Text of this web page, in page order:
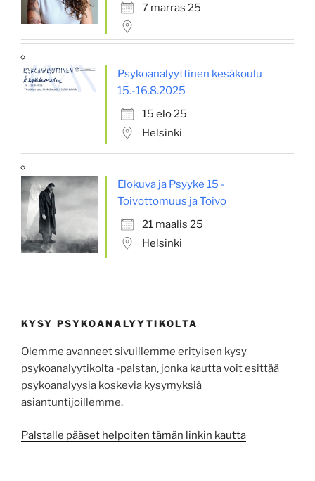
7 marras 25
Psykoanalyyttinen kesäkoulu
15.-16.8.2025
15 elo 25
Helsinki
Elokuva ja Psyyke 15 -
Toivottomuus ja Toivo
21 maalis 25
Helsinki
KYSY PSYKOANALYYTIKOLTA
Olemme avanneet sivuillemme erityisen kysy
psykoanalyytikolta -palstan, jonka kautta voit esittää
psykoa­na­lyysia koskevia kysy­myksiä
asiantuntijoillemme.
Palstalle pääset helpoiten tämän linkin kautta